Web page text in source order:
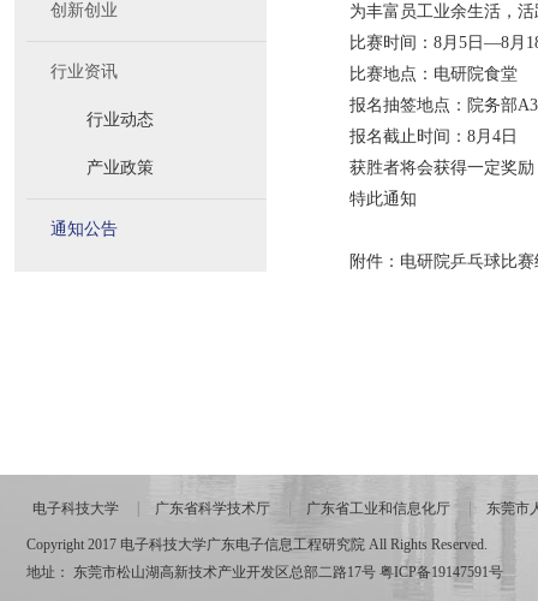
创新创业
行业资讯
行业动态
产业政策
通知公告
为丰富员工业余生活，
比赛时间：8月5日—8月
比赛地点：电研院食堂
报名抽签地点：院务部
报名截止时间：8月4日
获胜者将会获得一定奖
特此通知
附件： 电研院乒乓球
电子科技大学 广东省科学技术厅 广东省工业和信息化厅 东莞市
Copyright 2017 电子科技大学广东电子信息工程研究院 All Rights Reserved.
地址： 东莞市松山湖高新技术产业开发区总部二路17号 粤ICP备19147591号